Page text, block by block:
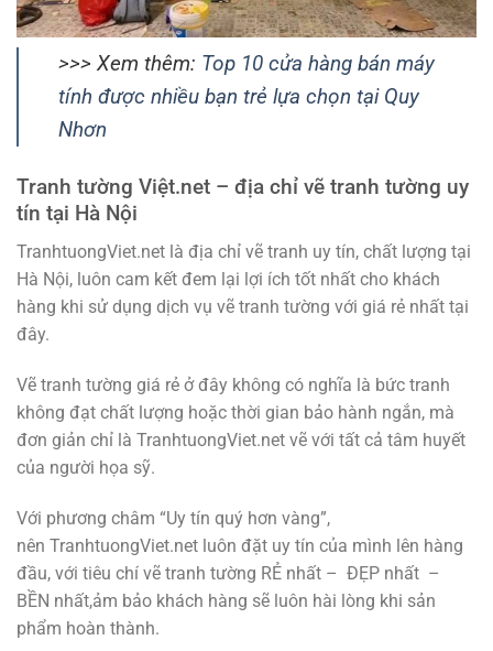
>>> Xem thêm: Top 10 cửa hàng bán máy
tính được nhiều bạn trẻ lựa chọn tại Quy
Nhơn
Tranh tường Việt.net – địa chỉ vẽ tranh tường uy
tín tại Hà Nội
TranhtuongViet.net là địa chỉ vẽ tranh uy tín, chất lượng tại
Hà Nội, luôn cam kết đem lại lợi ích tốt nhất cho khách
hàng khi sử dụng dịch vụ vẽ tranh tường với giá rẻ nhất tại
đây.
Vẽ tranh tường giá rẻ ở đây không có nghĩa là bức tranh
không đạt chất lượng hoặc thời gian bảo hành ngắn, mà
đơn giản chỉ là TranhtuongViet.net vẽ với tất cả tâm huyết
của người họa sỹ.
Với phương châm “Uy tín quý hơn vàng”,
nên TranhtuongViet.net luôn đặt uy tín của mình lên hàng
đầu, với tiêu chí vẽ tranh tường RẺ nhất – ĐẸP nhất –
BỀN nhất,ảm bảo khách hàng sẽ luôn hài lòng khi sản
phẩm hoàn thành.